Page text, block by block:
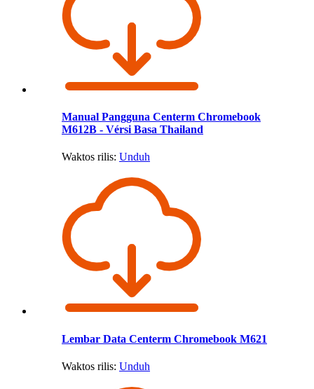
Manual Pangguna Centerm Chromebook
M612B - Vérsi Basa Thailand
Waktos rilis: Unduh
Lembar Data Centerm Chromebook M621
Waktos rilis: Unduh